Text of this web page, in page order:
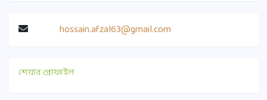
hossain.afzal63@gmail.com
শেয়ার প্রোফাইল